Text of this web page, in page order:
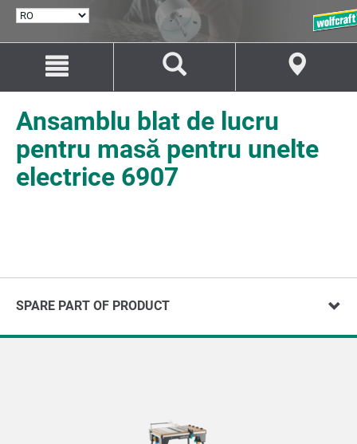
SELECTARE
conținut
navigare
Ansamblu blat de lucru
pentru masă pentru unelte
electrice 6907
SPARE PART OF PRODUCT